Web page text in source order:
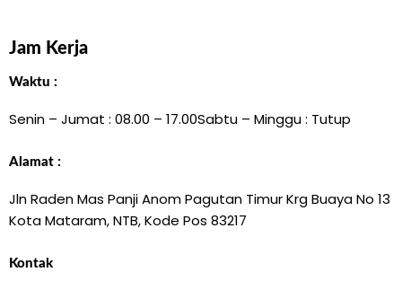
Jam Kerja
Waktu :
Senin – Jumat : 08.00 – 17.00Sabtu – Minggu : Tutup
Alamat :
Jln Raden Mas Panji Anom Pagutan Timur Krg Buaya No 13
Kota Mataram, NTB, Kode Pos 83217
Kontak